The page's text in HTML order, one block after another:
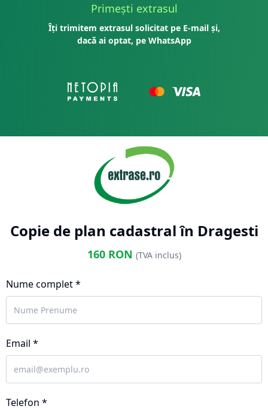
Primești extrasul
Îți trimitem extrasul solicitat pe E-mail și,
dacă ai optat, pe WhatsApp
Copie de plan cadastral în Dragesti
160RON (TVA inclus)
Nume complet *
Email *
Telefon *